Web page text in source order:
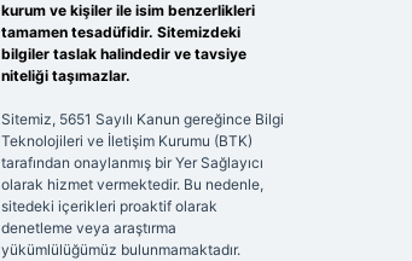
kurum ve kişiler ile isim benzerlikleri
tamamen tesadüfidir. Sitemizdeki
bilgiler taslak halindedir ve tavsiye
niteliği taşımazlar.
Sitemiz, 5651 Sayılı Kanun gereğince Bilgi
Teknolojileri ve İletişim Kurumu (BTK)
tarafından onaylanmış bir Yer Sağlayıcı
olarak hizmet vermektedir. Bu nedenle,
sitedeki içerikleri proaktif olarak
denetleme veya araştırma
yükümlülüğümüz bulunmamaktadır.